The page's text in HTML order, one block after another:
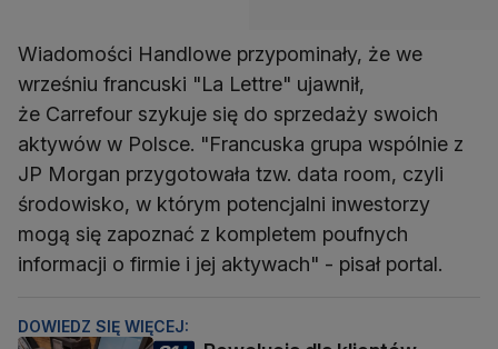
Wiadomości Handlowe przypominały, że we
wrześniu francuski "La Lettre" ujawnił,
że Carrefour szykuje się do sprzedaży swoich
aktywów w Polsce. "Francuska grupa wspólnie z
JP Morgan przygotowała tzw. data room, czyli
środowisko, w którym potencjalni inwestorzy
mogą się zapoznać z kompletem poufnych
informacji o firmie i jej aktywach" - pisał portal.
DOWIEDZ SIĘ WIĘCEJ: